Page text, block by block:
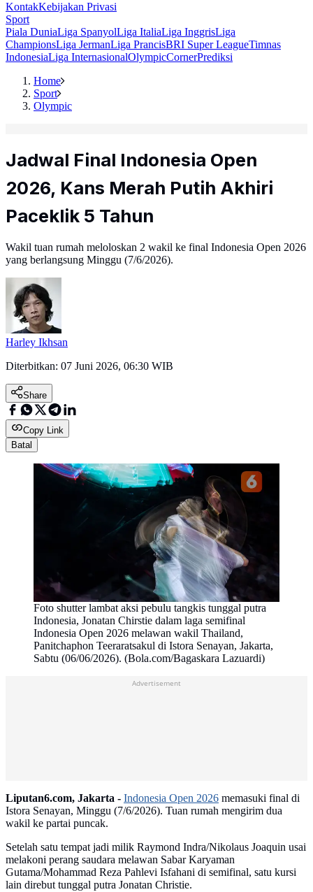
KontakKebijakan Privasi
Sport
Piala DuniaLiga SpanyolLiga ItaliaLiga InggrisLiga
ChampionsLiga JermanLiga PrancisBRI Super LeagueTimnas
IndonesiaLiga InternasionalOlympicCornerPrediksi
Home
Sport
Olympic
Jadwal Final Indonesia Open
2026, Kans Merah Putih Akhiri
Paceklik 5 Tahun
Wakil tuan rumah meloloskan 2 wakil ke final Indonesia Open 2026
yang berlangsung Minggu (7/6/2026).
Harley Ikhsan
Diterbitkan: 07 Juni 2026, 06:30 WIB
Share
Copy Link
Batal
Foto shutter lambat aksi pebulu tangkis tunggal putra
Indonesia, Jonatan Chirstie dalam laga semifinal
Indonesia Open 2026 melawan wakil Thailand,
Panitchaphon Teeraratsakul di Istora Senayan, Jakarta,
Sabtu (06/06/2026). (Bola.com/Bagaskara Lazuardi)
Advertisement
Liputan6.com, Jakarta - Indonesia Open 2026 memasuki final di
Istora Senayan, Minggu (7/6/2026). Tuan rumah mengirim dua
wakil ke partai puncak.
Setelah satu tempat jadi milik Raymond Indra/Nikolaus Joaquin usai
melakoni perang saudara melawan Sabar Karyaman
Gutama/Mohammad Reza Pahlevi Isfahani di semifinal, satu kursi
lain direbut tunggal putra Jonatan Christie.